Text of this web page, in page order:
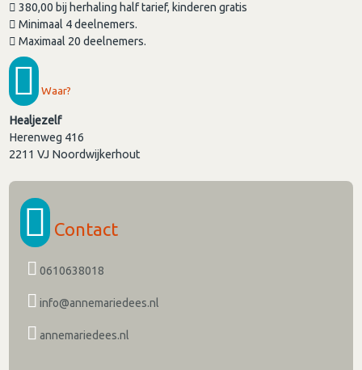
380,00 bij herhaling half tarief, kinderen gratis
Minimaal 4 deelnemers.
Maximaal 20 deelnemers.
Waar?
Healjezelf
Herenweg 416
2211 VJ Noordwijkerhout
Contact
0610638018
info@annemariedees.nl
annemariedees.nl